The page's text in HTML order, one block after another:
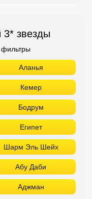
Шарм Эль Шейх
Абу Даби
Аджман
Фуджейра
Паттайя
Краби
Пхукет
Нячанг